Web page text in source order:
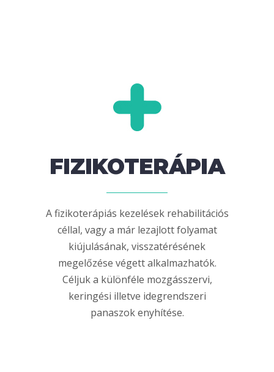
FIZIKOTERÁPIA
A fizikoterápiás kezelések rehabilitációs
céllal, vagy a már lezajlott folyamat
kiújulásának, visszatérésének
megelőzése végett alkalmazhatók.
Céljuk a különféle mozgásszervi,
keringési illetve idegrendszeri
panaszok enyhítése.